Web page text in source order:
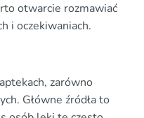
otwarcie rozmawiać
i oczekiwaniach.
zarówno
Główne źródła to